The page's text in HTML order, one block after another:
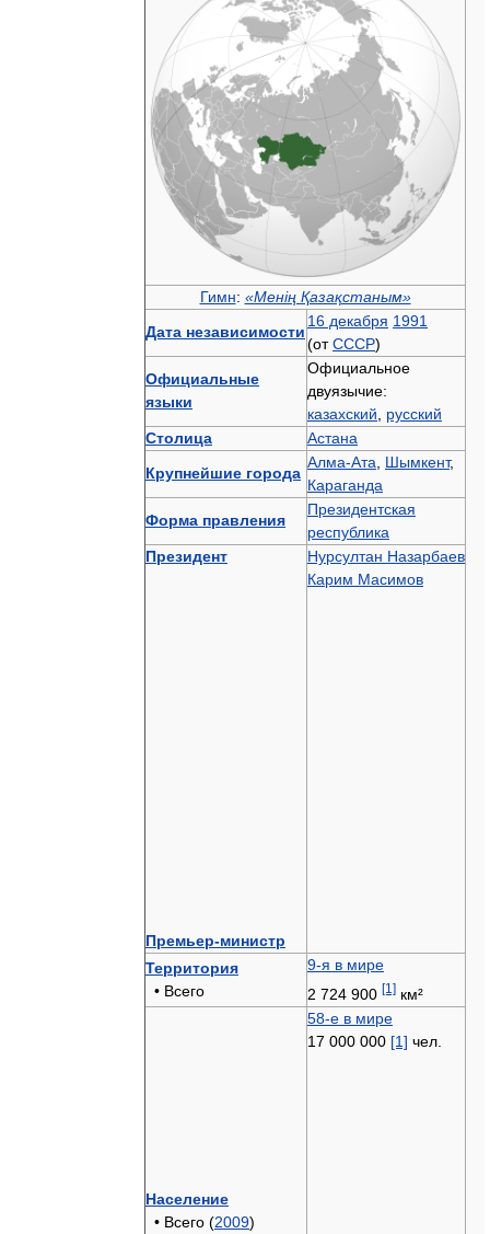
Гимн: «Менің Қазақстаным»
Дата независимости
16 декабря 1991
(отСССР)
Официальные
языки
Официальное
двуязычие:
казахский
русский
Столица
Астана
Крупнейшие города
Алма-Ата Шымкент,
Караганда
Форма правления
Президентская
республика
Президент
Премьер-министр
Нурсултан Назарбаев
Карим Масимов
Территория
• Всего
9-я в мире
2 724 900 [1] км²
Население
• Всего (2009)
58-е в мире
17 000 000 [1] чел.